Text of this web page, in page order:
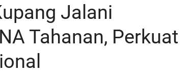
Jalani
Tahanan, Perkuat